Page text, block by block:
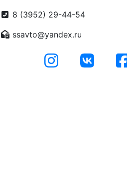
8 (3952) 29-44-54
ssavto@yandex.ru